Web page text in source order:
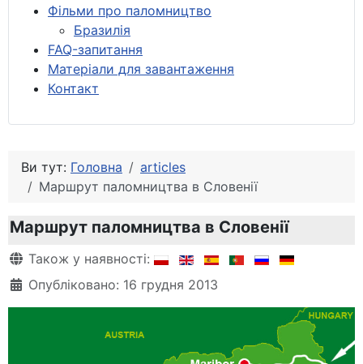
Фільми про паломництво
Бразилія
FAQ-запитання
Матеріали для завантаження
Контакт
Ви тут: Головна
articles
Маршрут паломництва в Словенії
Маршрут паломництва в Словенії
Деталі
Також у наявності:
Опубліковано: 16 грудня 2013